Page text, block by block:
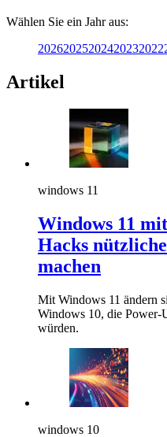
Wählen Sie ein Jahr aus:
20262025202420232022
Artikel
windows 11
Windows 11
Hacks
machen
Mit Windows 11 ändern
Windows 10, die Power-
würden.
windows 10